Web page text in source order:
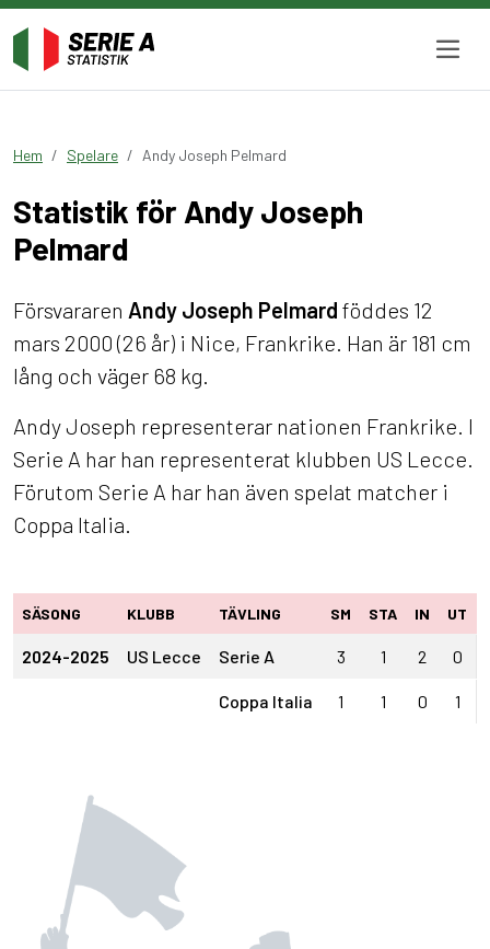
Hem Spelare Andy Joseph Pelmard
Statistik för Andy Joseph
Pelmard
Försvararen Andy Joseph Pelmard föddes 12
mars 2000 (26 år) i Nice, Frankrike. Han är 181 cm
lång och väger 68 kg.
Andy Joseph representerar nationen Frankrike. I
Serie A har han representerat klubben US Lecce.
Förutom Serie A har han även spelat matcher i
Coppa Italia.
SÄSONG KLUBB TÄVLING SM STA IN UT
2024-2025 US Lecce Serie A 3 1 2 0
Coppa Italia 1 1 0 1